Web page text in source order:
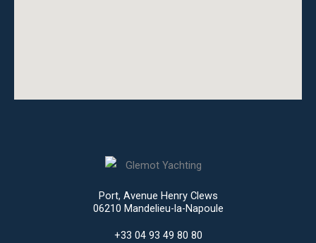
Port, Avenue Henry Clews
06210 Mandelieu-la-Napoule
+33 04 93 49 80 80